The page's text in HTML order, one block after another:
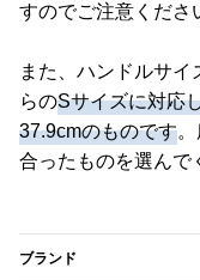
すのでご注意くださ
また、ハンドルサ
らのSサイズに対応
37.9cmのものです
合ったものを選んで
ブランド